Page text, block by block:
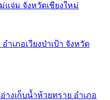
แจ่ม จังหวัดเชียงใหม่
เภอเวียงป่าเป้า จังหวัด
งเก็บน้ำห้วยทราย อำเภอ